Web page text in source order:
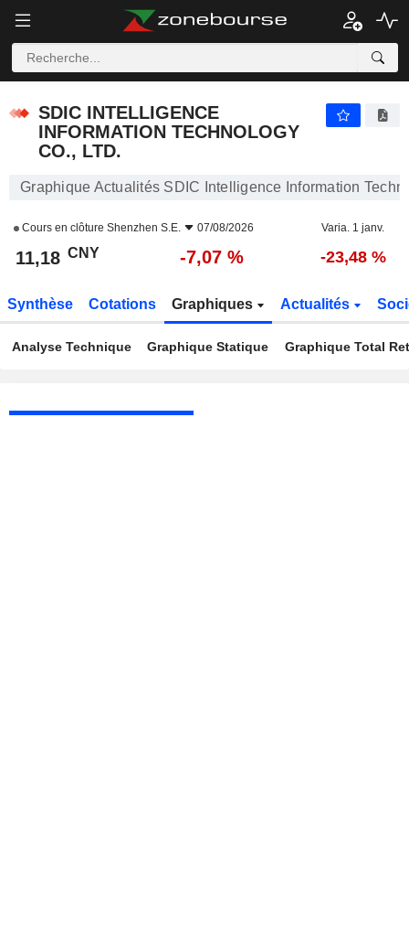
SDIC INTELLIGENCE
INFORMATION TECHNOLOGY
CO., LTD.
Graphique Actualités SDIC Intelligence Information
Cours en clôture Shenzhen S.E. 07/08/2026 Varia. 1 janv.
11,18 CNY -7,07 % -23,48 %
Synthèse Cotations Graphiques Actualités
Analyse Technique Graphique Statique Graphique Total